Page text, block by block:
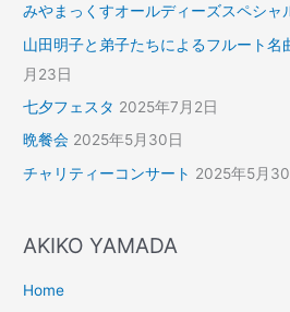
みやまっくすオールディーズスペシャ
山田明子と弟子たちによるフルート
月23日
七夕フェスタ 2025年7月2日
晩餐会 2025年5月30日
チャリティーコンサート 2025年5月30
AKIKO YAMADA
Home